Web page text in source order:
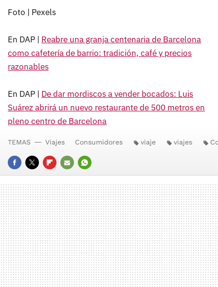
Foto | Pexels
En DAP | Reabre una granja centenaria de Barcelona
como cafetería de barrio: tradición, café y precios
razonables
En DAP | De dar mordiscos a vender bocados: Luis
Suárez abrirá un nuevo restaurante de 500 metros en
pleno centro de Barcelona
FACEBOOK
TWITTERFLIPBOARD
E-
MAIL
WHATSAPP
TEMAS Viajes Consumidores viaje viajes